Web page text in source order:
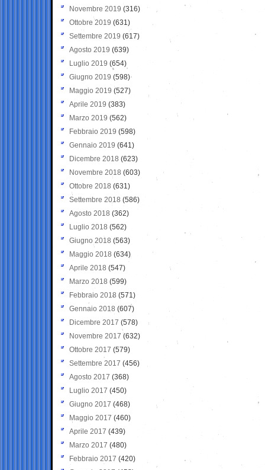
Novembre 2019 (316)
Ottobre 2019 (631)
Settembre 2019 (617)
Agosto 2019 (639)
Luglio 2019 (654)
Giugno 2019 (598)
Maggio 2019 (527)
Aprile 2019 (383)
Marzo 2019 (562)
Febbraio 2019 (598)
Gennaio 2019 (641)
Dicembre 2018 (623)
Novembre 2018 (603)
Ottobre 2018 (631)
Settembre 2018 (586)
Agosto 2018 (362)
Luglio 2018 (562)
Giugno 2018 (563)
Maggio 2018 (634)
Aprile 2018 (547)
Marzo 2018 (599)
Febbraio 2018 (571)
Gennaio 2018 (607)
Dicembre 2017 (578)
Novembre 2017 (632)
Ottobre 2017 (579)
Settembre 2017 (456)
Agosto 2017 (368)
Luglio 2017 (450)
Giugno 2017 (468)
Maggio 2017 (460)
Aprile 2017 (439)
Marzo 2017 (480)
Febbraio 2017 (420)